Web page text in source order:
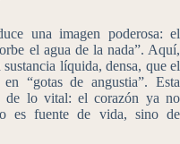
una imagen poderosa: el
el agua de la nada”. Aquí,
líquida, densa, que el
“gotas de angustia”. Esta
de lo vital: el corazón ya no
es fuente de vida, sino de